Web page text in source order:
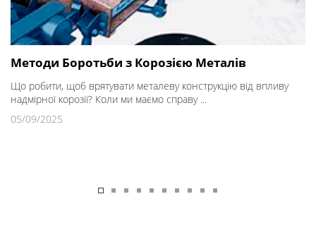
Методи Боротьби з Корозією Металів
Що робити, щоб врятувати металеву конструкцію від впливу
надмірної корозії? Коли ми маємо справу ...
05/09/2025